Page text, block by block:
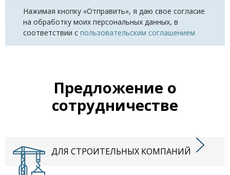
Нажимая кнопку «Отправить», я даю свое согласие
на обработку моих персональных данных, в
соответствии с пользовательским соглашением
Предложение о
сотрудничестве
ДЛЯ СТРОИТЕЛЬНЫХ КОМПАНИЙ